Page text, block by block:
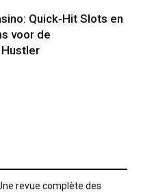
Quick‑Hit Slots en
voor de
revue complète des